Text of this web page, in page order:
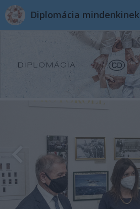
Diplomácia mindenkinek